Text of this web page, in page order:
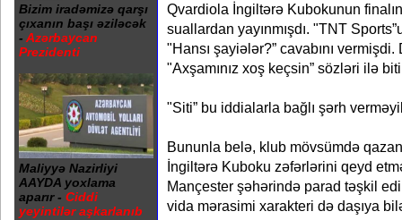
Bizim iradəmizə qarşı
çıxanın başı əziləcək
- Azərbaycan
Prezidenti
Maliyyə Nazirliyi
AAYDA yoxlama
aparır - Ciddi
yeyintilər aşkarlanıb
Qvardiola İngiltərə Kubokunun
suallardan yayınmışdı. "TNT
"Hansı şayiələr?” cavabını
"Axşamınız xoş keçsin” sözləri ilə
"Siti” bu iddialarla bağlı şərh
Bununla belə, klub mövsümdə
İngiltərə Kuboku zəfərlərini qeyd
Mançester şəhərində parad təşkil
vida mərasimi xarakteri də daşıya